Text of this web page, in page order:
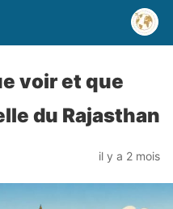
voir et que
du Rajasthan
il y a 2 mois